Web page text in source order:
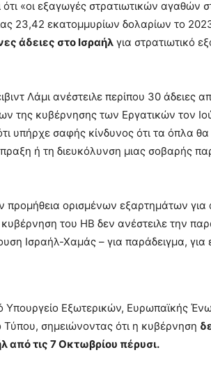
«οι εξαγωγές στρατιωτικών αγαθών
23,42 εκατομμυρίων δολαρίων το
άδειες στο Ισραήλ για στρατιωτικό
Λάμι ανέστειλε περίπου 30 άδειες
της κυβέρνησης των Εργατικών τον
υπήρχε σαφής κίνδυνος ότι τα όπλα
ή τη διευκόλυνση μιας σοβαρής
προμήθεια ορισμένων εξαρτημάτων για
του ΗΒ δεν ανέστειλε την
Ισραήλ-Χαμάς – για παράδειγμα, για
Υπουργείο Εξωτερικών, Ευρωπαϊκής
Τύπου, σημειώνοντας ότι η κυβέρνηση
από τις 7 Οκτωβρίου πέρυσι.